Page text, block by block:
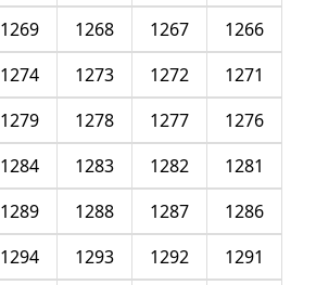
1266
1267
1268
1269
1271
1272
1273
1274
1276
1277
1278
1279
1281
1282
1283
1284
1286
1287
1288
1289
1291
1292
1293
1294